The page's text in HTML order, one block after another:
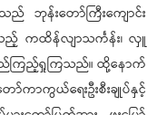
ည် ဘုန်းတော်ကြီးကျောင်း
သည့် ကထိန်လျာသင်္ကန်း၊ လှူ
လည်ကြည့်ရှုကြသည်။ ထို့နောက်
ာ်ကာကွယ်ရေးဦးစီးချုပ်နှင့်